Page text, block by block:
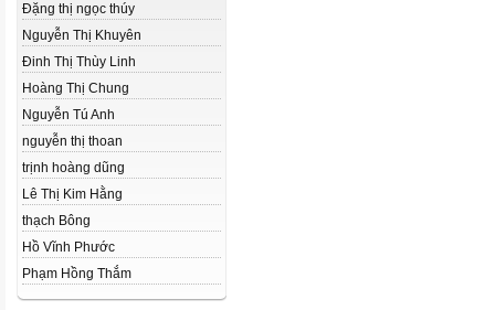
Đặng thị ngọc thúy
Nguyễn Thị Khuyên
Đinh Thị Thùy Linh
Hoàng Thị Chung
Nguyễn Tú Anh
nguyễn thị thoan
trịnh hoàng dũng
Lê Thị Kim Hằng
thạch Bông
Hồ Vĩnh Phước
Phạm Hồng Thắm